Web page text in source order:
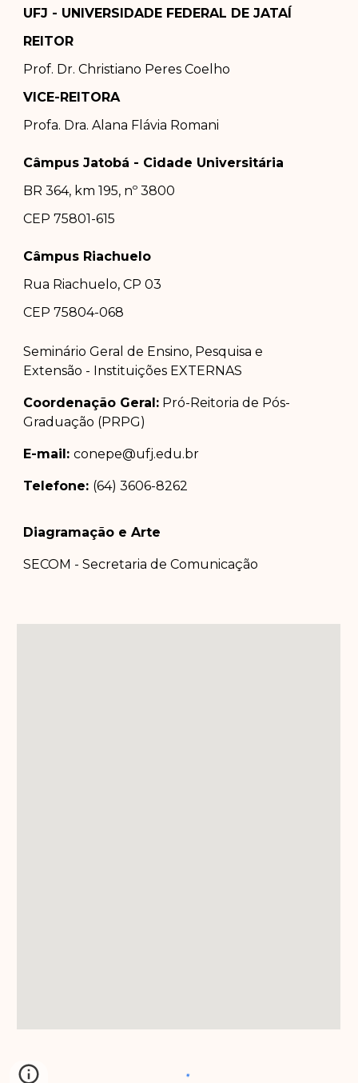
UFJ - UNIVERSIDADE FEDERAL DE JATAÍ
REITOR
Prof. Dr. Christiano Peres Coelho
VICE-REITORA
Profa. Dra. Alana Flávia Romani
Câmpus Jatobá - Cidade Universitária
BR 364, km 195, nº 3800
CEP 75801-615
Câmpus Riachuelo
Rua Riachuelo, CP 03
CEP 75804-068
Seminário Geral de Ensino, Pesquisa e
Extensão - Instituições EXTERNAS
Coordenação Geral: Pró-Reitoria de Pós-
Graduação (PRPG)
E-mail:conepe@ufj.edu.br
Telefone: (64) 3606-8262
Diagramação e Arte
SECOM - Secretaria de Comunicação